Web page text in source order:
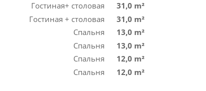
Гостиная+ столовая
31,0 m²
Гостиная + столовая
31,0 m²
Спальня
13,0 m²
Спальня
13,0 m²
Спальня
12,0 m²
Спальня
12,0 m²